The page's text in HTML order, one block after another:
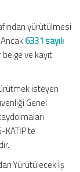
yürütülmesi
6331 sayılı
ve kayıt
isteyen
Genel
Yürütülecek İş